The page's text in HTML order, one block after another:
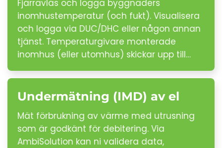
Fjärravläs och logga byggnaders
inomhustemperatur (och fukt). Visualisera
och logga via DUC/DHC eller någon annan
tjänst. Temperaturgivare monterade
inomhus (eller utomhus) skickar upp till…
Undermätning (IMD) av el
Mät förbrukning av värme med utrusning
som är godkänt för debitering. Via
AmbiSolution kan ni validera data,